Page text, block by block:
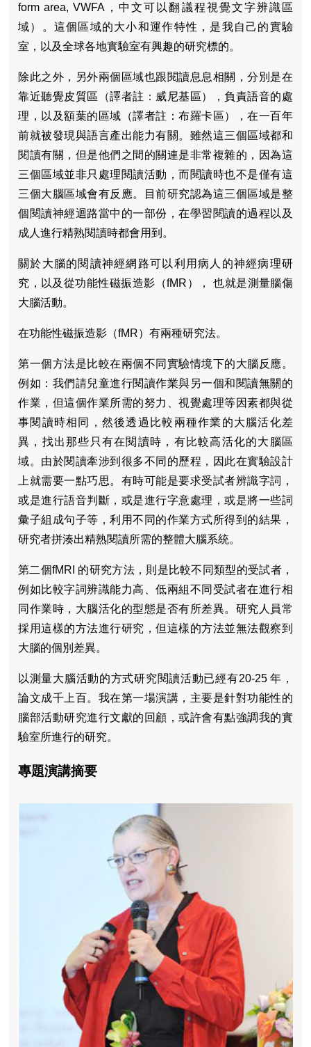
form area, VWFA，中文可以翻議程視覺文字辨識區
域）。這個區域的大小和運作特性，是我自己的實驗
室，以及全球各地實驗室有興趣的研究標的。
除此之外，另外兩個區域也跟閱讀息息相關，分別是在
靠近聽覺皮質區（譯者註：威尼基區），負責語音的處
理，以及額葉的區域（譯者註：布羅卡區），在一百年
前就被發現與語言產出能力有關。雖然這三個區域都和
閱讀有關，但是他們之間的關連是非常複雜的，因為這
三個區域並非只處理閱讀活動，而閱讀時也不是僅有這
三個大腦區域會有反應。目前研究認為這三個區域是整
個閱讀神經迴路當中的一部份，在學習閱讀的過程以及
成人進行精熟閱讀時都會用到。
關於大腦的閱讀神經網路可以利用病人的神經病理研
究，以及從功能性磁振造影（fMR）， 也就是測量腦傷
大腦活動。
在功能性磁振造影（fMR）有兩種研究法。
第一個方法是比較在兩個不同實驗情境下的大腦反應。
例如：我們請兒童進行閱讀作業與另一個和閱讀無關的
作業，但這個作業所需的努力、視覺處理等因素都與從
事閱讀時相同，然後透過比較兩種作業的大腦活化差
異，找出那些只有在閱讀時，有比較高活化的大腦區
域。由於閱讀牽涉到很多不同的歷程，因此在實驗設計
上就需要一點巧思。有時可能是要求受試者辨識字詞，
或是進行語音判斷，或是進行字意處理，或是將一些詞
彙子組成句子等，利用不同的作業方式所得到的結果，
研究者拼湊出精熟閱讀所需的整體大腦系統。
第二個fMRI 的研究方法，則是比較不同類型的受試者，
例如比較字詞辨識能力高、低兩組不同受試者在進行相
同作業時，大腦活化的型態是否有所差異。研究人員常
採用這樣的方法進行研究，但這樣的方法並無法觀察到
大腦的個別差異。
以測量大腦活動的方式研究閱讀活動已經有20-25 年，
論文成千上百。我在第一場演講，主要是針對功能性的
腦部活動研究進行文獻的回顧，或許會有點強調我的實
驗室所進行的研究。
專題演講摘要